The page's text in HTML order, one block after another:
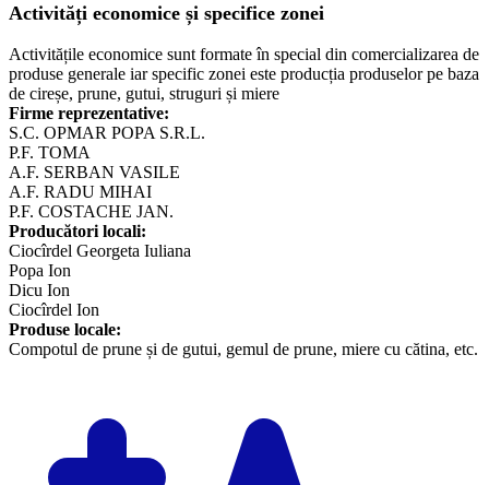
Activități economice și specifice zonei
Activitățile economice sunt formate în special din comercializarea de
produse generale iar specific zonei este producția produselor pe baza
de cireșe, prune, gutui, struguri și miere
Firme reprezentative:
S.C. OPMAR POPA S.R.L.
P.F. TOMA
A.F. SERBAN VASILE
A.F. RADU MIHAI
P.F. COSTACHE JAN.
Producători locali:
Ciocîrdel Georgeta Iuliana
Popa Ion
Dicu Ion
Ciocîrdel Ion
Produse locale:
​Compotul de prune și de gutui, gemul de prune, miere cu cătina, etc.